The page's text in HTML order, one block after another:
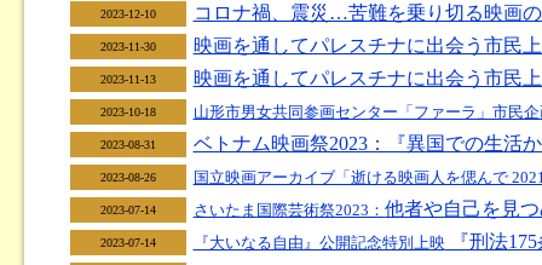
2023-12-10 コロナ禍、震災…苦難を乗り切る映画
2023-11-30 映画を通してパレスチナに出会う市民
2023-11-13 映画を通してパレスチナに出会う市民
2023-10-18 山形市男女共同参画センター「ファーラ」市民
2023-08-31 ベトナム映画祭2023：『異国での生活
2023-08-26 国立映画アーカイブ「逝ける映画人を偲んで
2023-07-14 さいたま国際芸術祭2023： 他者や自己を見
2023-07-14 『大いなる自由』公開記念特別上映『刑法175